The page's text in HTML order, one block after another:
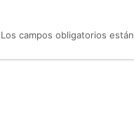
Los campos obligatorios